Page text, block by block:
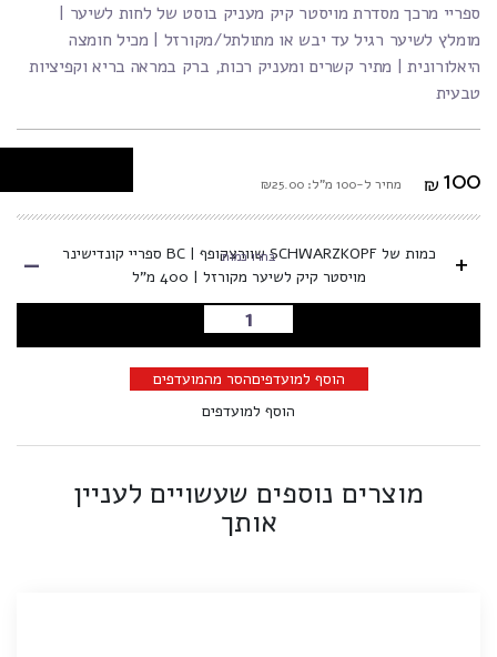
ספריי מרכך מסדרת מויסטר קיק מעניק בוסט של לחות לשיער |
מומלץ לשיער רגיל עד יבש או מתולתל/מקורזל | מכיל חומצה
היאלורונית | מתיר קשרים ומעניק רכות, ברק במראה בריא וקפיציות
טבעית
₪ 100 מחיר ל-100 מ"ל: ₪25.00
+
כמות של SCHWARZKOPF שוורצקופף | BC ספריי קונדישינר
מויסטר קיק לשיער מקורזל | 400 מ"ל
בחרו כמות -
הוספה לסל
הוסף למועדפיםהסר מהמועדפים
הוסף למועדפים
מוצרים נוספים שעשויים לעניין
אותך